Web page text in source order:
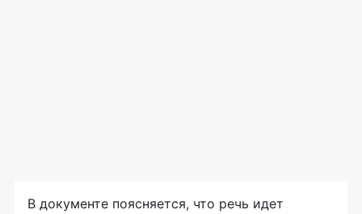
В документе поясняется, что речь идет